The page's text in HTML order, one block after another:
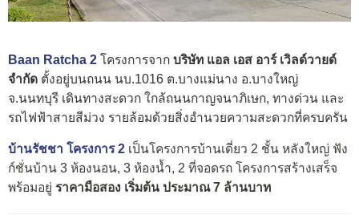
Baan Ratcha 2 โครงการจาก บริษัท แอล เอส อาร์ เวิลด์วายด์
จำกัด ตั้งอยู่บนถนน นบ.1016 ต.บางแม่นาง อ.บางใหญ่
จ.นนทบุรี เดินทางสะดวก ใกล้ถนนกาญจนาภิเษก, ทางด่วน และ
รถไฟฟ้าสายสีม่วง รายล้อมด้วยสิ่งอำนวยความสะดวกที่ครบครัน
บ้านรัชชา โครงการ 2 เป็นโครงการบ้านเดี่ยว 2 ชั้น หลังใหญ่ ฟัง
ก์ชั่นบ้าน 3 ห้องนอน, 3 ห้องน้ำ, 2 ที่จอดรถ โครงการสร้างเสร็จ
พร้อมอยู่ ราคามือสอง เริ่มต้น ประมาณ 7 ล้านบาท